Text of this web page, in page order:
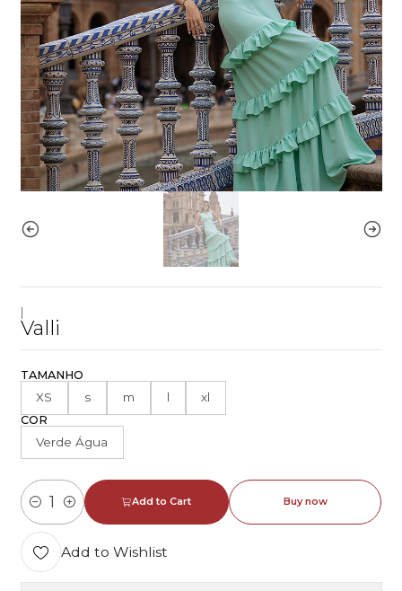
Valli
TAMANHO
XS s m l xl
COR
Verde Água
Quantity
Add to Cart Buy now
Add to Wishlist